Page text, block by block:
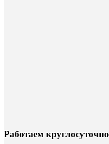
Работаем круглосуточно